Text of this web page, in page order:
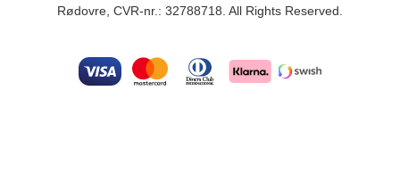
Rødovre, CVR-nr.: 32788718. All Rights Reserved.